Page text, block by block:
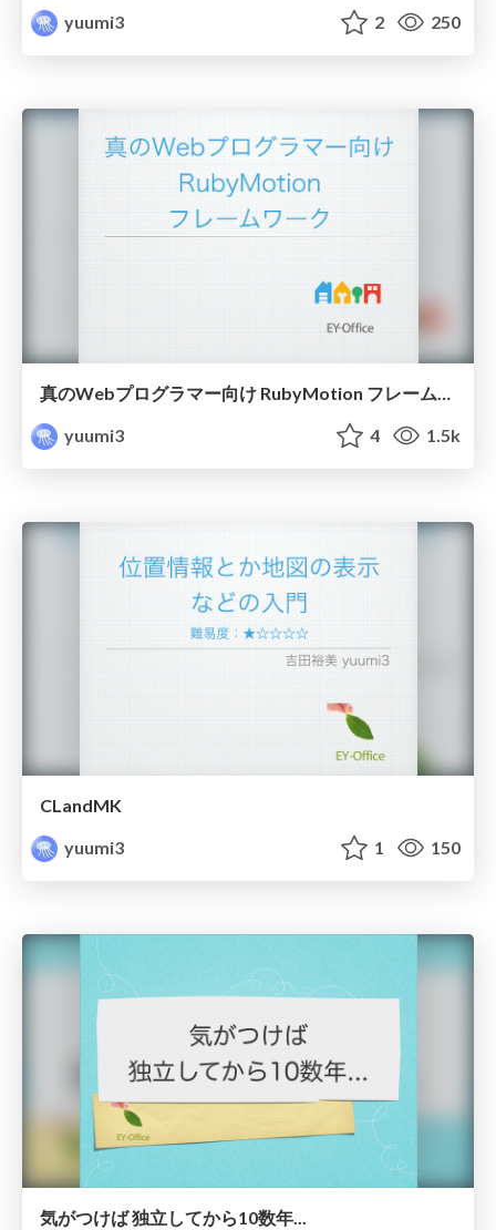
yuumi3
2 250
yuumi3
4 1.5k
CLandMK
yuumi3
1 150
気がつけば 独立してから10数年...